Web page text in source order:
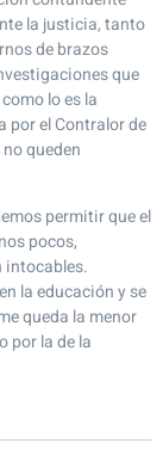
la justicia, tanto
de brazos
que
lo es la
por el Contralor de
queden
permitir que el
pocos,
intocables.
la educación y se
queda la menor
por la de la